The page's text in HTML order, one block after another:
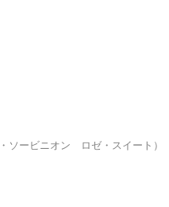
ービニオン ロゼ・スイート）